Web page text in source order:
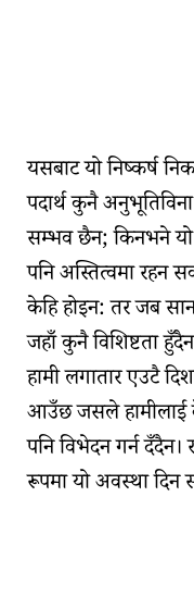
यसबाट यो निष्कर्ष
पदार्थकुनै अनुभूतिविना
सम्भव छैन; किनभने यो
पनि अस्तित्वमा रहन
केहि होइन: तर जब
जहाँ कुनै विशिष्टता
हामी लगातार एउटै
आउँछ जसले हामीलाई
पनि विभेदन गर्न
रूपमा यो अवस्था दिन